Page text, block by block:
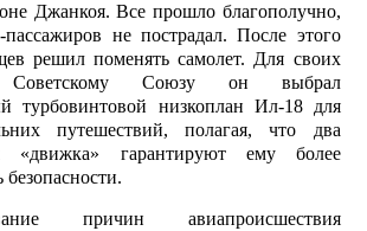
Джанкоя. Все прошло благополучно,
не пострадал. После этого
решил поменять самолет. Для своих
Союзу он выбрал
турбовинтовой низкоплан Ил-18 для
путешествий, полагая, что два
«движка» гарантируют ему более
причин авиапроисшествия